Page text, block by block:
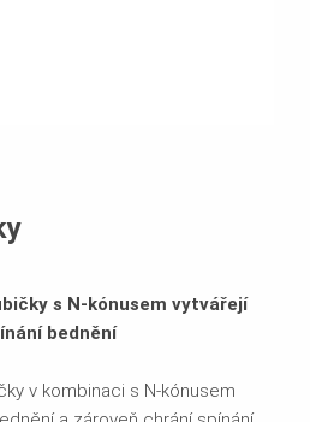
s N-kónusem vytvářejí
bednění
v kombinaci s N-kónusem